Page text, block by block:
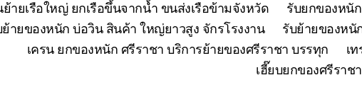
ายเรือใหญ่ ยกเรือขึ้นจากน้ำ ขนส่งเรือข้ามจังหวัด
รับยกของหนั
ย้ายของหนัก บ่อวิน สินค้า ใหญ่ยาวสูง จักรโรงงาน
รับย้ายของหนั
เครน ยกของหนัก ศรีราชา บริการย้ายของศรีราชา บรรทุก
เ
เฮี๊ยบยกของศรีราช